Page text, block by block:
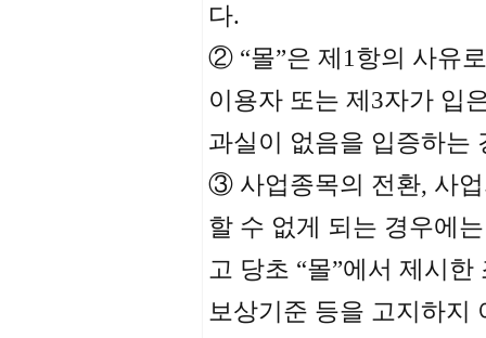
다.
② “몰”은 제1항의 사유
이용자 또는 제3자가 입
과실이 없음을 입증하는
③ 사업종목의 전환, 사
할 수 없게 되는 경우에
고 당초 “몰”에서 제시
보상기준 등을 고지하지